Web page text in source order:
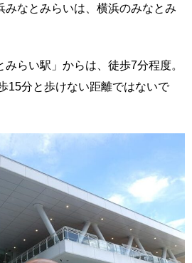
みなとみらいは、横浜のみなとみ
らい駅」からは、徒歩7分程度。
15分と歩けない距離ではないで